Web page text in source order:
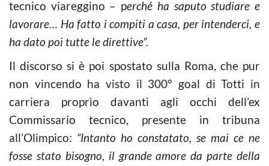
tecnico viareggino – perché ha saputo studiare e
lavorare… Ha fatto i compiti a casa, per intenderci, e
ha dato poi tutte le direttive”.
Il discorso si è poi spostato sulla Roma, che pur
non vincendo ha visto il 300° goal di Totti in
carriera proprio davanti agli occhi dell’ex
Commissario tecnico, presente in tribuna
all’Olimpico: “Intanto ho constatato, se mai ce ne
fosse stato bisogno, il grande amore da parte della